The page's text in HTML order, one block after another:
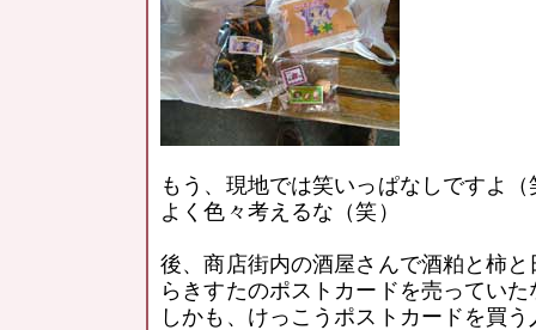
もう、現地では笑いっぱなしですよ（
よく色々考えるな（笑）
後、商店街内の酒屋さんで酒粕と柿
らきすたのポストカードを売ってい
しかも、けっこうポストカードを買